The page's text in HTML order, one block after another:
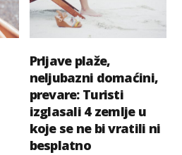
Prljave plaže,
neljubazni domaćini,
prevare: Turisti
izglasali 4 zemlje u
koje se ne bi vratili ni
besplatno